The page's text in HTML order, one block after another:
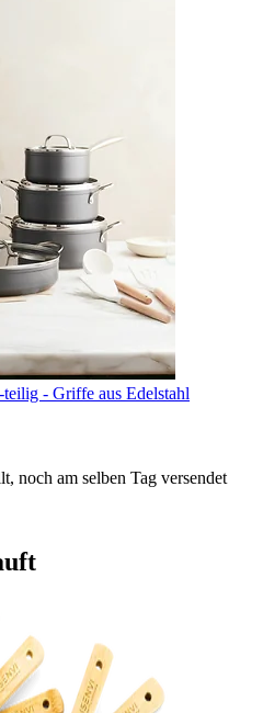
- Griffe aus Edelstahl
noch am selben Tag versendet